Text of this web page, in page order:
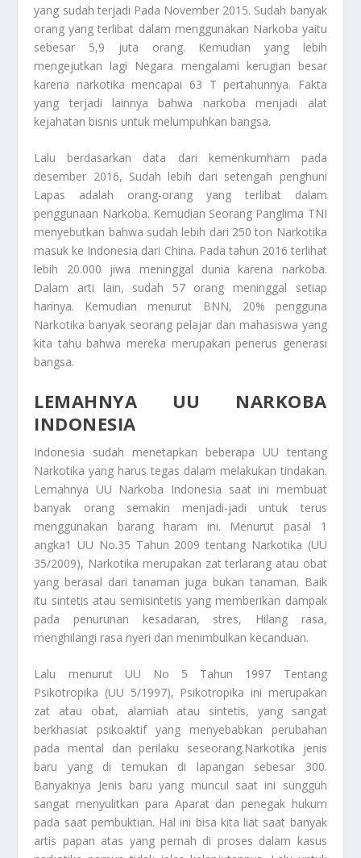
yang sudah terjadi Pada November 2015. Sudah banyak
orang yang terlibat dalam menggunakan Narkoba yaitu
sebesar 5,9 juta orang. Kemudian yang lebih
mengejutkan lagi Negara mengalami kerugian besar
karena narkotika mencapai 63 T pertahunnya. Fakta
yang terjadi lainnya bahwa narkoba menjadi alat
kejahatan bisnis untuk melumpuhkan bangsa.
Lalu berdasarkan data dari kemenkumham pada
desember 2016, Sudah lebih dari setengah penghuni
Lapas adalah orang-orang yang terlibat dalam
penggunaan Narkoba. Kemudian Seorang Panglima TNI
menyebutkan bahwa sudah lebih dari 250 ton Narkotika
masuk ke Indonesia dari China. Pada tahun 2016 terlihat
lebih 20.000 jiwa meninggal dunia karena narkoba.
Dalam arti lain, sudah 57 orang meninggal setiap
harinya. Kemudian menurut BNN, 20% pengguna
Narkotika banyak seorang pelajar dan mahasiswa yang
kita tahu bahwa mereka merupakan penerus generasi
bangsa.
LEMAHNYA UU NARKOBA
INDONESIA
Indonesia sudah menetapkan beberapa UU tentang
Narkotika yang harus tegas dalam melakukan tindakan.
Lemahnya UU Narkoba Indonesia saat ini membuat
banyak orang semakin menjadi-jadi untuk terus
menggunakan barang haram ini. Menurut pasal 1
angka1 UU No.35 Tahun 2009 tentang Narkotika (UU
35/2009), Narkotika merupakan zat terlarang atau obat
yang berasal dari tanaman juga bukan tanaman. Baik
itu sintetis atau semisintetis yang memberikan dampak
pada penurunan kesadaran, stres, Hilang rasa,
menghilangi rasa nyeri dan menimbulkan kecanduan.
Lalu menurut UU No 5 Tahun 1997 Tentang
Psikotropika (UU 5/1997), Psikotropika ini merupakan
zat atau obat, alamiah atau sintetis, yang sangat
berkhasiat psikoaktif yang menyebabkan perubahan
pada mental dan perilaku seseorang.Narkotika jenis
baru yang di temukan di lapangan sebesar 300.
Banyaknya Jenis baru yang muncul saat ini sungguh
sangat menyulitkan para Aparat dan penegak hukum
pada saat pembuktian. Hal ini bisa kita liat saat banyak
artis papan atas yang pernah di proses dalam kasus